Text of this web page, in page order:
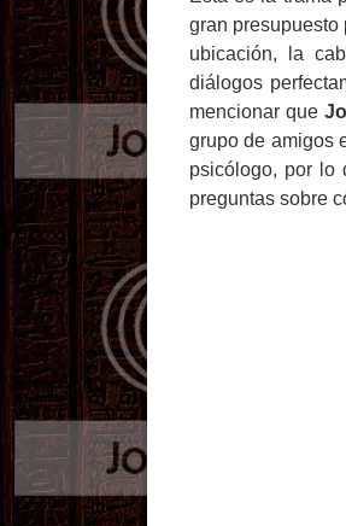
gran presupuesto
ubicación, la
diálogos
mencionar que
grupo de amigos
psicólogo, por lo
preguntas sobre